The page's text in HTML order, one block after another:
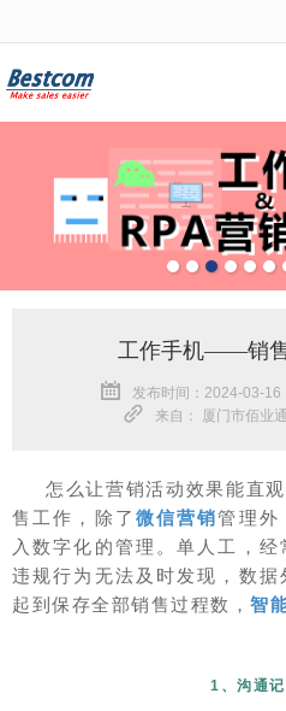
工作手机——销售
发布时间：2024-03-16
来自： 厦门市佰业
怎么让营销活动效果能直
售工作，除了 微信营销管理外
入数字化的管理。单人工，
违规行为无法及时发现，数据
起到保存全部销售过程数， 智
1、沟通